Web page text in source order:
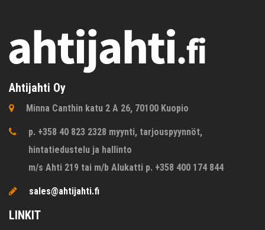
Ahtijahti Oy
Minna Canthin katu 2 A 26, 70100 Kuopio
p. +358 40 823 2328 myynti, tarjouspyynnöt,
hintatiedustelu ja hallinto
m/s Ahti 219 tai m/b Alukatti p. +358 400 174 844
sales@ahtijahti.fi
LINKIT